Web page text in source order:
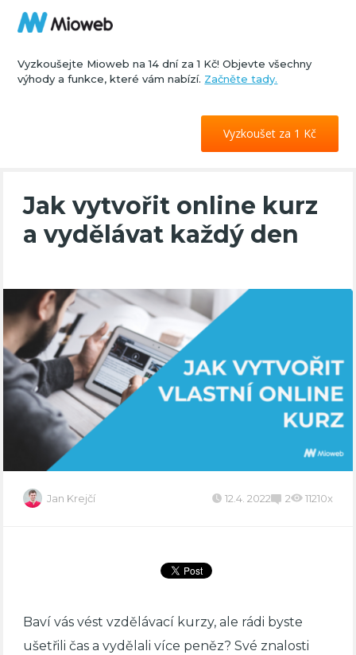
Vyzkoušejte Mioweb na 14 dní za 1 Kč! Objevte všechny
výhody a funkce, které vám nabízí. Začněte tady.
Vyzkoušet za 1 Kč
Jak vytvořit online kurz
a vydělávat každý den
Jan Krejčí 12.4. 2022 2 11210x
Baví vás vést vzdělávací kurzy, ale rádi byste
ušetřili čas a vydělali více peněz? Své znalosti